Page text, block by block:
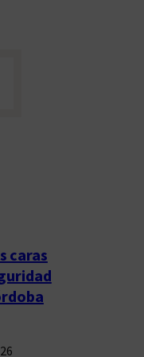
caras